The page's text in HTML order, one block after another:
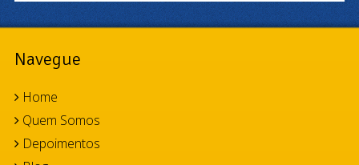
Navegue
Home
Quem Somos
Depoimentos